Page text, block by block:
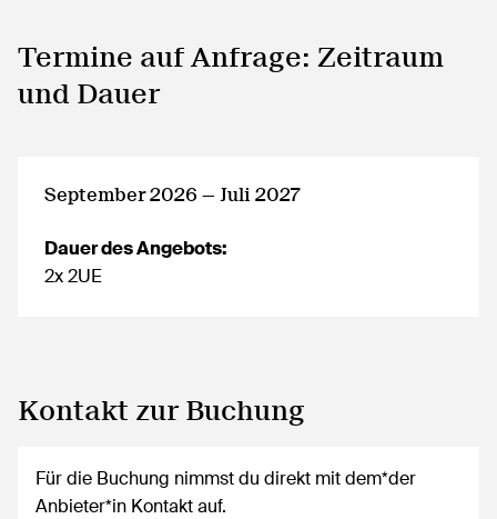
Termine auf Anfrage: Zeitraum
und Dauer
September 2026 — Juli 2027
Dauer des Angebots:
2x 2UE
Kontakt zur Buchung
Für die Buchung nimmst du direkt mit dem*der
Anbieter*in Kontakt auf.